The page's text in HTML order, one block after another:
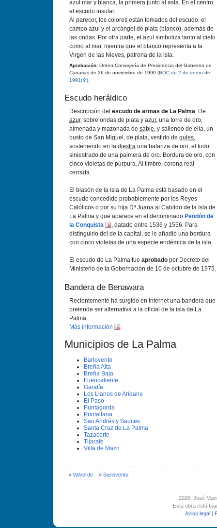
azul mar y blanca, la primera junto al asta. En el centro,
el escudo insular.
Al parecer, los colores están tomados del escudo: el
campo azul y el arcángel de plata (blanco), además de
las ondas. Por otra parte, el azul simboliza tanto al cielo
como al mar, mientra que el blanco representa a la
Virgen de las Nieves, patrona de la isla.
Aprobación: Orden Consejerí­a de Presidencia del Gobierno de
Canarias de 26 de noviembre de 1990 (BOC de 2 de enero de
1991
).
Escudo heráldico
Descripción del escudo de armas de La Palma: De
azur, sobre ondas de plata y azur, una torre de oro,
almenada y mazonada de sable, y saliendo de ella, un
busto de San Miguel, de plata, vestido de gules,
sosteniendo en la diestra una balanza de oro, el todo
siniestrado de una palmera de oro. Bordura de oro, con
cinco violetas de púrpura. Al timbre, corona real
cerrada.
El blasón de la isla de La Palma está basado en el
escudo concedido probablemente por los Reyes
Católicos o por su hija Dª Juana al Cabildo de la Isla de
La Palma y que aparece en el denominado Pendón de
la Conquista
, datado entre 1536 y 1556. Para
distinguirlo del de la capital, se le añadió una bordura
con cinco violetas de una especie endémica de la isla.
El escudo de La Palma fue aprobado por Decreto del
Ministerio de la Gobernación de 10 de octubre de 1975.
Bandera de Benawara
Recientemente ha surgido en Internet una bandera que
pretende ser alternativa a la oficial de la isla de La
Palma.
Más información
Municipios de La Palma
Barlovento
Breña Alta
Breña Baja
Fuencaliente
Garafí­a
Los Llanos de Aridane
El Paso
Puntagorda
Puntallana
San Andrés y Sauces
Santa Cruz de La Palma
Tazacorte
Tijarafe
Villa de Mazo
« Valverde» Barlovento
2026, José
Esta obra está
Aviso legal |